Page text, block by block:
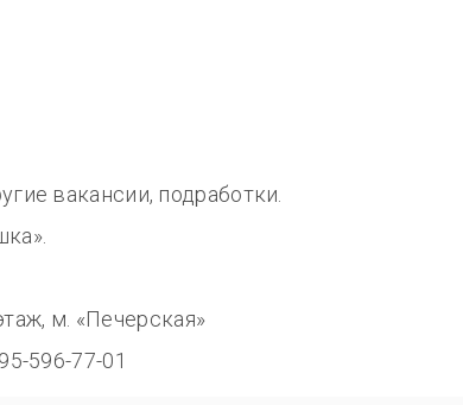
вакансии, подработки.
м. «Печерская»
596-77-01